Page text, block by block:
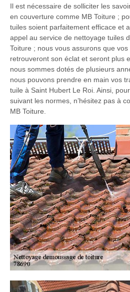
Il est nécessaire de solliciter les
en couverture comme MB Toiture ;
tuiles soient parfaitement efficace et
appel au service de nettoyage tuiles
Toiture ; nous vous assurons que
retrouveront son éclat et seront plus
nous sommes dotés de plusieurs
nous pouvons prendre en main vos
tuile à Saint Hubert Le Roi. Ainsi,
suivant les normes, n’hésitez pas à
MB Toiture.